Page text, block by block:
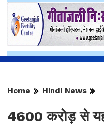
Home Hindi News
4600 करोड़ से